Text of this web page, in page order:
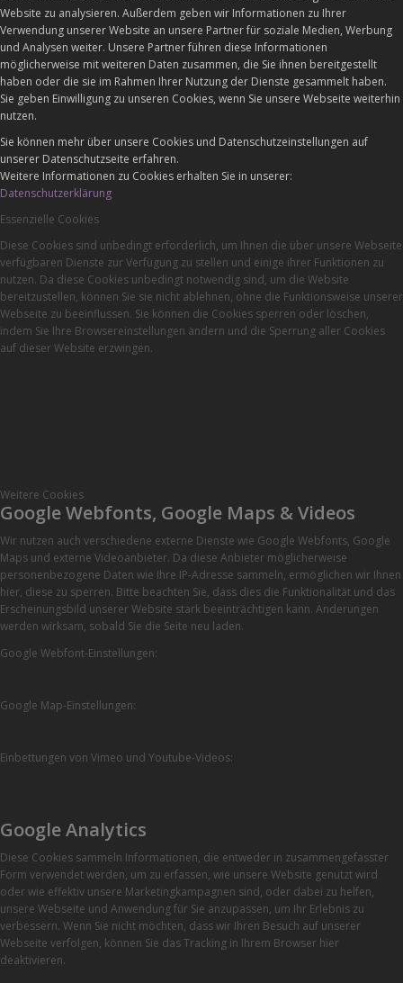
Website zu analysieren. Außerdem geben wir Informationen zu Ihrer
Verwendung unserer Website an unsere Partner für soziale Medien, Werbung
und Analysen weiter. Unsere Partner führen diese Informationen
möglicherweise mit weiteren Daten zusammen, die Sie ihnen bereitgestellt
haben oder die sie im Rahmen Ihrer Nutzung der Dienste gesammelt haben.
Sie geben Einwilligung zu unseren Cookies, wenn Sie unsere Webseite weiterhin
nutzen.
Sie können mehr über unsere Cookies und Datenschutzeinstellungen auf
unserer Datenschutzseite erfahren.
Weitere Informationen zu Cookies erhalten Sie in unserer:
Datenschutzerklärung
Essenzielle Cookies
Diese Cookies sind unbedingt erforderlich, um Ihnen die über unsere Webseite
verfügbaren Dienste zur Verfügung zu stellen und einige ihrer Funktionen zu
nutzen. Da diese Cookies unbedingt notwendig sind, um die Website
bereitzustellen, können Sie sie nicht ablehnen, ohne die Funktionsweise unserer
Webseite zu beeinflussen. Sie können die Cookies sperren oder löschen,
indem Sie Ihre Browsereinstellungen ändern und die Sperrung aller Cookies
auf dieser Website erzwingen.
Weitere Cookies
Google Webfonts, Google Maps & Videos
Wir nutzen auch verschiedene externe Dienste wie Google Webfonts, Google
Maps und externe Videoanbieter. Da diese Anbieter möglicherweise
personenbezogene Daten wie Ihre IP-Adresse sammeln, ermöglichen wir Ihnen
hier, diese zu sperren. Bitte beachten Sie, dass dies die Funktionalität und das
Erscheinungsbild unserer Website stark beeinträchtigen kann. Änderungen
werden wirksam, sobald Sie die Seite neu laden.
Google Webfont-Einstellungen:
Google Map-Einstellungen:
Einbettungen von Vimeo und Youtube-Videos:
Google Analytics
Diese Cookies sammeln Informationen, die entweder in zusammengefasster
Form verwendet werden, um zu erfassen, wie unsere Website genutzt wird
oder wie effektiv unsere Marketingkampagnen sind, oder dabei zu helfen,
unsere Webseite und Anwendung für Sie anzupassen, um Ihr Erlebnis zu
verbessern. Wenn Sie nicht möchten, dass wir Ihren Besuch auf unserer
Webseite verfolgen, können Sie das Tracking in Ihrem Browser hier
deaktivieren.